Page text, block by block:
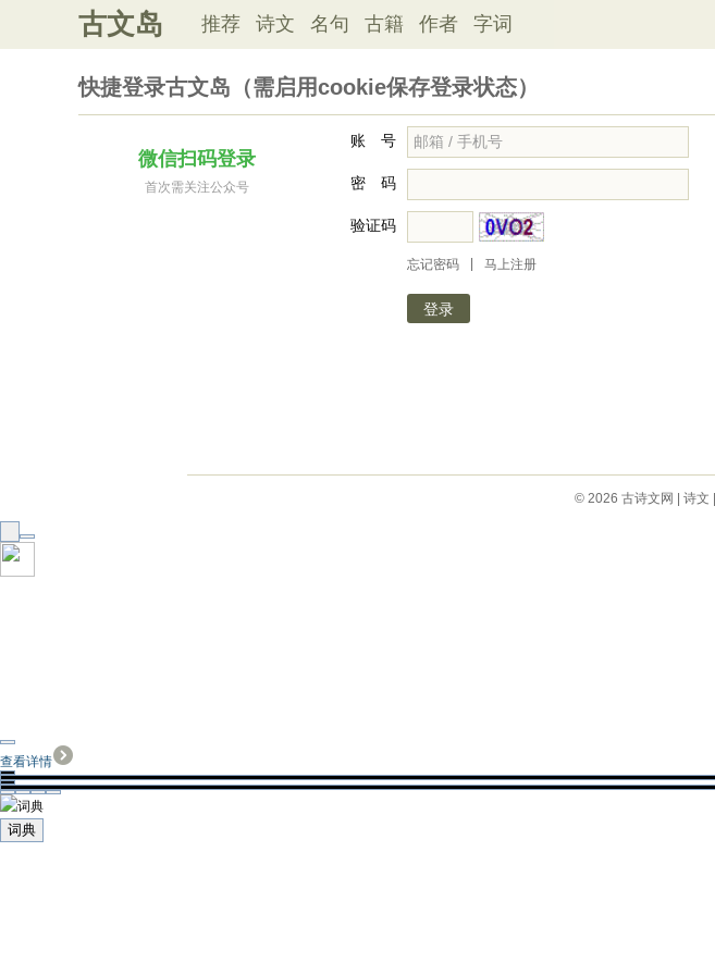
古文岛 推荐 诗文 名句 古籍 作者 字词
快捷登录古文岛（需启用cookie保存登录状态）
微信扫码登录
首次需关注公众号
账 号
密 码
验证码
忘记密码 马上注册
© 2026 古诗文网 诗文
查看详情
词典